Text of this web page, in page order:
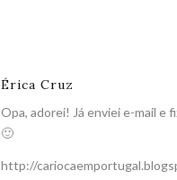
Érica Cruz
Opa, adorei! Já enviei e-mail e
🙂
http://